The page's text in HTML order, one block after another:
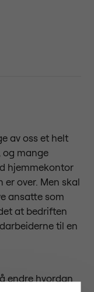
av oss et helt
og mange
hjemmekontor
over. Men skal
ansatte som
at bedriften
til en
endre hvordan